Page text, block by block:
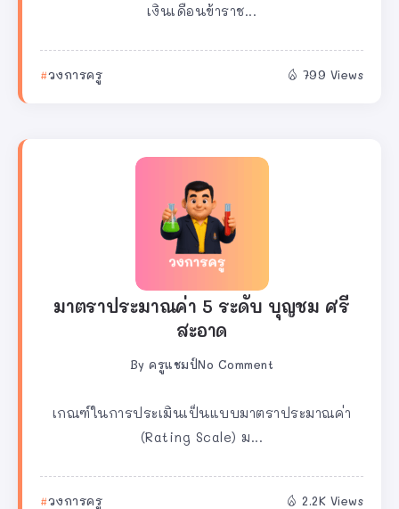
เงินเดือนข้าราช...
วงการครู 799 Views
มาตราประมาณค่า 5 ระดับ บุญชม ศรี
สะอาด
By ครูแชมป์No Comment
เกณฑ์ในการประเมินเป็นแบบมาตราประมาณค่า
(Rating Scale) ม...
วงการครู 2.2K Views